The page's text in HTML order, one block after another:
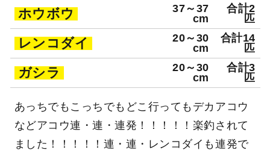
ホウボウ
37～37
cm
合計2
匹
レンコダイ
20～30
cm
合計14
匹
ガシラ
20～30
cm
合計3
匹
あっちでもこっちでもどこ行ってもデカアコウ
などアコウ連・連・連発！！！！！楽釣されて
ました！！！！！連・連・レンコダイも連発で